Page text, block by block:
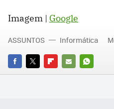
Imagem | Google
FACEBOOK
TWITTERFLIPBOARD
E-
ASSUNTOS Informática